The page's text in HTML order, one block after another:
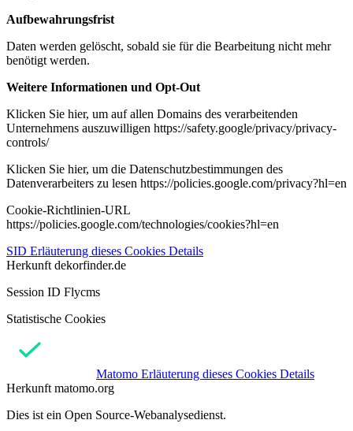
Aufbewahrungsfrist
Daten werden gelöscht, sobald sie für die Bearbeitung nicht mehr
benötigt werden.
Weitere Informationen und Opt-Out
Klicken Sie hier, um auf allen Domains des verarbeitenden
Unternehmens auszuwilligen https://safety.google/privacy/privacy-
controls/
Klicken Sie hier, um die Datenschutzbestimmungen des
Datenverarbeiters zu lesen https://policies.google.com/privacy?hl=en
Cookie-Richtlinien-URL
https://policies.google.com/technologies/cookies?hl=en
SID Erläuterung dieses Cookies Details
Herkunft dekorfinder.de
Session ID Flycms
Statistische Cookies
Matomo Erläuterung dieses Cookies Details
Herkunft matomo.org
Dies ist ein Open Source-Webanalysedienst.